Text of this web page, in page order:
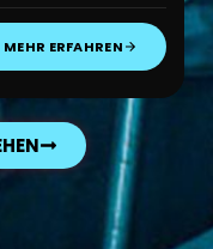
MEHR ERFAHREN